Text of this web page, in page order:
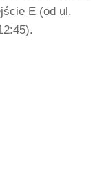
E (od ul.